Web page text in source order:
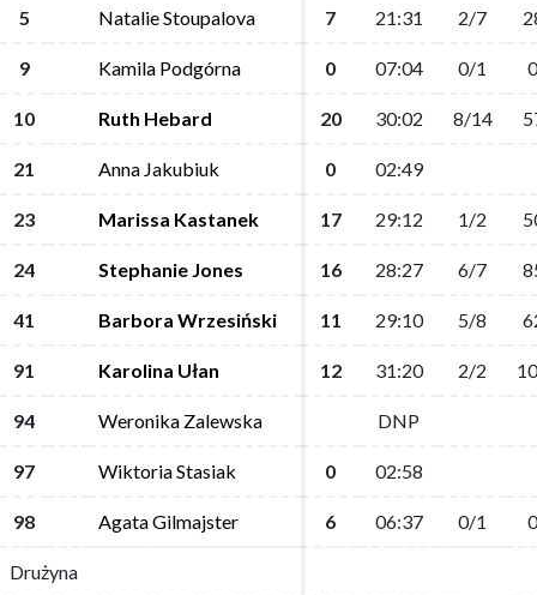
5 Natalie Stoupalova 7 21:31 2/7
9 Kamila Podgórna 0 07:04 0/1
10 Ruth Hebard 20 30:02 8/14
21 Anna Jakubiuk 0 02:49
23 Marissa Kastanek 17 29:12 1/2
24 Stephanie Jones 16 28:27 6/7
41 Barbora Wrzesiński 11 29:10 5/8
91 Karolina Ułan 12 31:20 2/2
94 Weronika Zalewska DNP
97 Wiktoria Stasiak 0 02:58
98 Agata Gilmajster 6 06:37 0/1
Drużyna
5 Natalie Stoupalova 7 21:31 2/7
9 Kamila Podgórna 0 07:04 0/1
10 Ruth Hebard 20 30:02 8/14
21 Anna Jakubiuk 0 02:49
23 Marissa Kastanek 17 29:12 1/2
24 Stephanie Jones 16 28:27 6/7
41 Barbora Wrzesiński 11 29:10 5/8
91 Karolina Ułan 12 31:20 2/2
94 Weronika Zalewska DNP
97 Wiktoria Stasiak 0 02:58
98 Agata Gilmajster 6 06:37 0/1
Drużyna